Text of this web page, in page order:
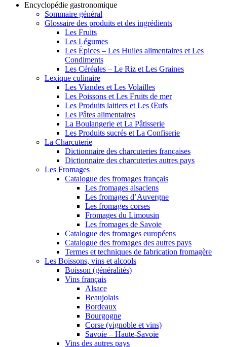
Encyclopédie gastronomique
Sommaire général
Glossaire des produits et des ingrédients
Les Fruits
Les Légumes
Les Épices – Les Huiles alimentaires et Les
Condiments
Les Céréales – Le Riz et Les Graines
Lexique culinaire
Les Viandes et Les Volailles
Les Poissons et Les Fruits de mer
Les Produits laitiers et Les Œufs
Les Pâtes alimentaires
La Boulangerie et La Pâtisserie
Les Produits sucrés et La Confiserie
La Charcuterie
Dictionnaire des charcuteries françaises
Dictionnaire des charcuteries autres pays
Les Fromages
Catalogue des fromages français
Les fromages alsaciens
Les fromages d’Auvergne
Les fromages corses
Fromages du Limousin
Les fromages de Savoie
Catalogue des fromages européens
Catalogue des fromages des autres pays
Termes et techniques de fabrication fromagère
Les Boissons, vins et alcools
Boisson (généralités)
Vins français
Alsace
Beaujolais
Bordeaux
Bourgogne
Corse (vignoble et vins)
Savoie – Haute-Savoie
Vins des autres pays